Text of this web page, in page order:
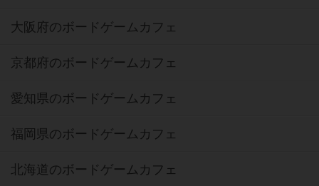
大阪府のボードゲームカフェ
京都府のボードゲームカフェ
愛知県のボードゲームカフェ
福岡県のボードゲームカフェ
北海道のボードゲームカフェ